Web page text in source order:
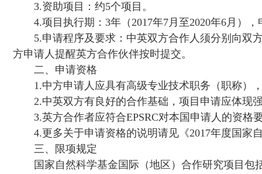
3.资助项目：约5个项目。
4.项目执行期： 3年（2017年7月至2020年6月）
5.申请程序及要求：中英双方合作人须分别向双
方申请人提醒英方合作伙伴按时提交。
二、申请资格
1.中方申请人应具有高级专业技术职务（职称）
2.中英双方有良好的合作基础，项目申请应体现
3.英方合作者应符合EPSRC对本国申请人的资格
4.更多关于申请资格的说明请见《2017年度国家
三、限项规定
国家自然科学基金国际（地区）合作研究项目包